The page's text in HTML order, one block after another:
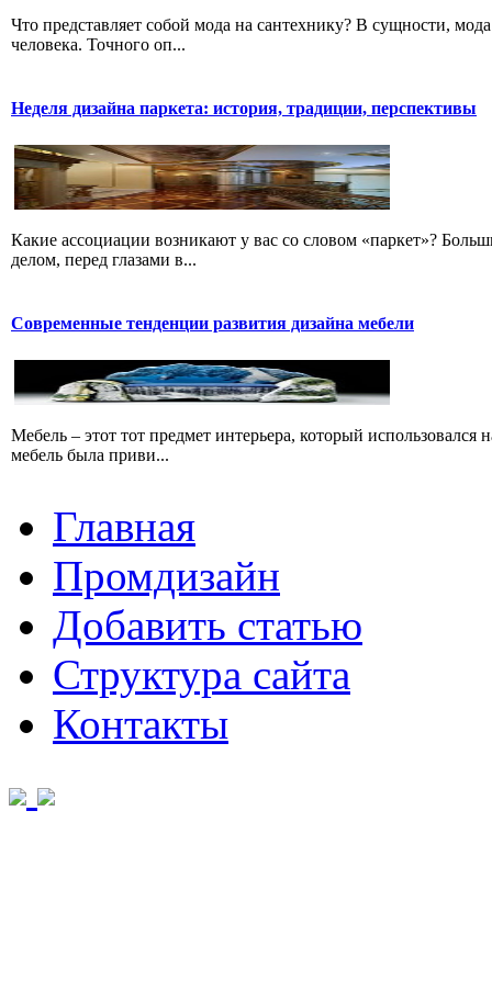
Что представляет собой мода на сантехнику? В сущности,
человека. Точного оп...
Неделя дизайна паркета: история, традиции, перспективы
Какие ассоциации возникают у вас со словом «паркет»?
делом, перед глазами в...
Современные тенденции развития дизайна мебели
Мебель – этот тот предмет интерьера, который
мебель была приви...
Главная
Промдизайн
Добавить статью
Структура сайта
Контакты